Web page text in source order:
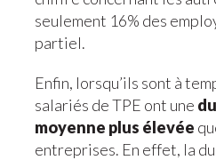
seulement 16% des
partiel.
Enfin, lorsqu’ils sont à
salariés de TPE ont une
moyenne plus élevée
entreprises. En effet, la